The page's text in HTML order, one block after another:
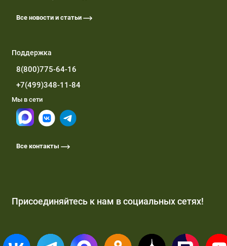
Все новости и статьи
Поддержка
8(800)775-64-16
+7(499)348-11-84
Мы в сети
Все контакты
Присоединяйтесь к нам в социальных сетях!